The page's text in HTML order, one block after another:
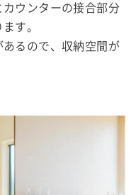
ウンターの接合部分
す。
るので、収納空間が